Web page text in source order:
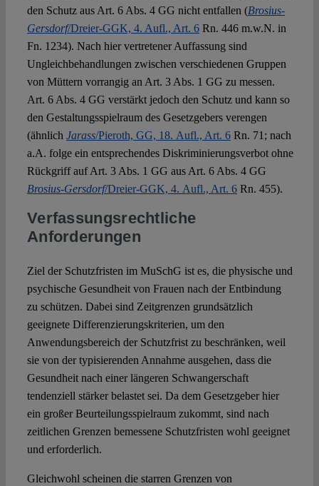
den Schutz aus Art. 6 Abs. 4 GG nicht entfallen (Brosius-
Gersdorf/Dreier-GGK, 4. Aufl., Art. 6Rn. 446 m.w.N. in
Fn. 1234). Nach hier vertretener Auffassung sind
Ungleichbehandlungen zwischen verschiedenen Gruppen
von Müttern vorrangig an Art. 3 Abs. 1 GG zu messen.
Art. 6 Abs. 4 GG verstärkt jedoch den Schutz und kann so
den Gestaltungsspielraum des Gesetzgebers verengen
(ähnlich Jarass/Pieroth, GG, 18. Aufl., Art. 6Rn. 71; nach
a.A. folge ein entsprechendes Diskriminierungsverbot ohne
Rückgriff auf Art. 3 Abs. 1 GG aus Art. 6 Abs. 4 GG
Brosius-Gersdorf/Dreier-GGK, 4. Aufl., Art. 6Rn. 455).
Verfassungsrechtliche
Anforderungen
Ziel der Schutzfristen im MuSchG ist es, die physische und
psychische Gesundheit von Frauen nach der Entbindung
zu schützen. Dabei sind Zeitgrenzen grundsätzlich
geeignete Differenzierungskriterien, um den
Anwendungsbereich der Schutzfrist zu beschränken, weil
sie von der typisierenden Annahme ausgehen, dass die
Gesundheit nach einer längeren Schwangerschaft
tendenziell stärker belastet sei. Da dem Gesetzgeber hier
ein großer Beurteilungsspielraum zukommt, sind nach
zeitlichen Grenzen bemessene Schutzfristen wohl geeignet
und erforderlich.
Gleichwohl scheinen die starren Grenzen von